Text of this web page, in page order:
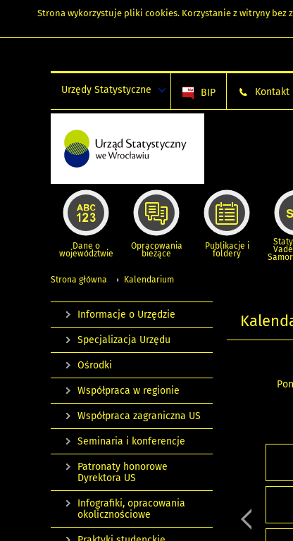
Strona wykorzystuje pliki cookies. Korzystanie z witryny bez
Urzędy Statystyczne BIP Kontakt
Dane o
województwie
Opracowania
bieżące
Publikacje i
foldery
Strona główna Kalendarium
Informacje o Urzędzie
Specjalizacja Urzędu
Ośrodki
Współpraca w regionie
Współpraca zagraniczna US
Seminaria i konferencje
Patronaty honorowe
Dyrektora US
Infografiki, opracowania
okolicznościowe